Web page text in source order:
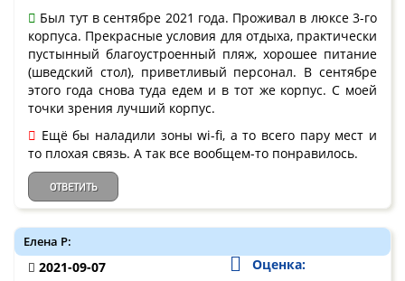
Был тут в сентябре 2021 года. Проживал в люксе 3-го
корпуса. Прекрасные условия для отдыха, практически
пустынный благоустроенный пляж, хорошее питание
(шведский стол), приветливый персонал. В сентябре
этого года снова туда едем и в тот же корпус. С моей
точки зрения лучший корпус.
Ещё бы наладили зоны wi-fi, а то всего пару мест и
то плохая связь. А так все вообщем-то понравилось.
ОТВЕТИТЬ
Елена Р:
2021-09-07
Оценка: